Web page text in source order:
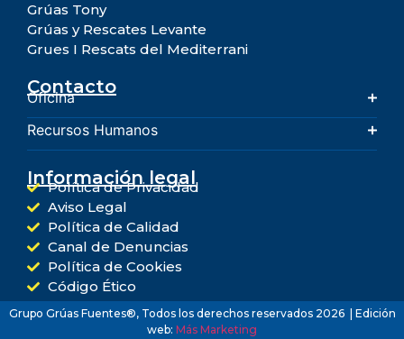
Grúas Tony
Grúas y Rescates Levante
Grues I Rescats del Mediterrani
Contacto
Oficina
Recursos Humanos
Información legal
Política de Privacidad
Aviso Legal
Política de Calidad
Canal de Denuncias
Política de Cookies
Código Ético
Grupo Grúas Fuentes®, Todos los derechos reservados 2026 | Edición
web: Más Marketing